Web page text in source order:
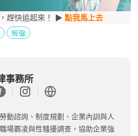
，趕快追起來！ ▶ 點我馬上去
解僱
事務所
動諮詢、制度規劃、企業內訓與人
場霸凌與性騷擾調查，協助企業強